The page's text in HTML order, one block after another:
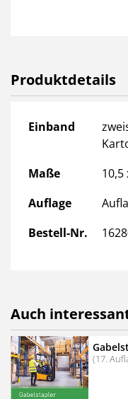
Produktdetails
Produktdetails
Einband
Maße
10,5
Auflage
Bestell-Nr.
Auch
(17.